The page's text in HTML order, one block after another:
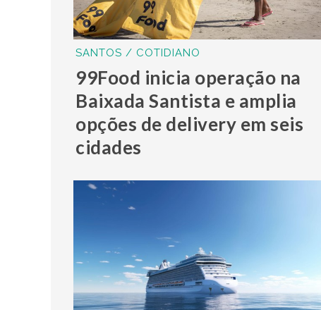
SANTOS / COTIDIANO
99Food inicia operação na
Baixada Santista e amplia
opções de delivery em seis
cidades